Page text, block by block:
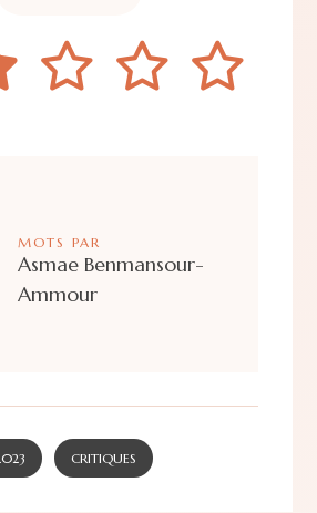
MOTS PAR
Asmae Benmansour-
Ammour
CRITIQUES